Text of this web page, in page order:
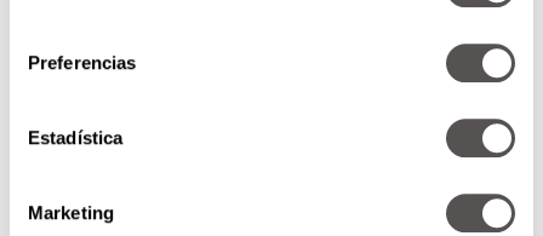
Preferencias
Estadística
Marketing